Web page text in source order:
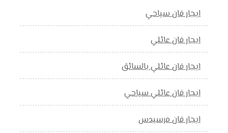
ايجار فان سياحي
ايجار فان عائلي
ايجار فان عائلي بالسائق
ايجار فان عائلي سياحي
ايجار فان مرسيدس